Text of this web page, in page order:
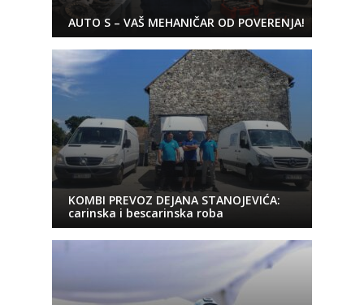
AUTO S – VAŠ MEHANIČAR OD POVERENJA!
KOMBI PREVOZ DEJANA STANOJEVIĆA:
carinska i bescarinska roba